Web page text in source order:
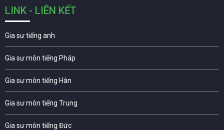
LINK - LIÊN KẾT
Gia sư tiếng anh
Gia sư môn tiếng Pháp
Gia sư môn tiếng Hàn
Gia sư môn tiếng Trung
Gia sư môn tiếng Đức